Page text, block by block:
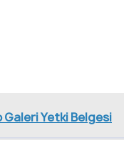
Galeri Yetki Belgesi